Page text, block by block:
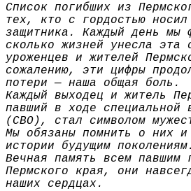
Список погибших из
тех, кто с гордостью носил
защитника. Каждый день мы
сколько жизней унесла эта
уроженцев и жителей
сожалению, эти цифры
потери — наша общая боль.
Каждый выходец и житель
павший в ходе специальной
(СВО), стал символом
Мы обязаны помнить о них и
истории будущим поколениям.
Вечная память всем павшим
Пермского края, они
наших сердцах.